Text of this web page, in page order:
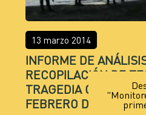
13 marzo 2014
INFORME DE
RECOPILACIÓN DE
TRAGEDIA QUE TUVO
FEBRERO DE 2014